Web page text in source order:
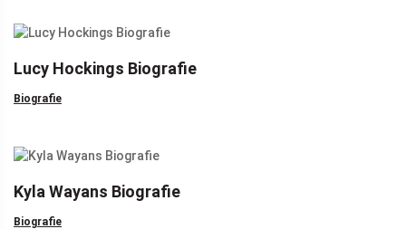
Lucy Hockings Biografie
Biografie
Kyla Wayans Biografie
Biografie